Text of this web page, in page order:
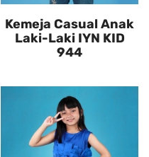
Kemeja Casual Anak
Laki-Laki IYN KID
944